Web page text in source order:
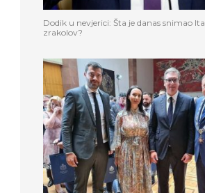
Dodik u nevjerici: Šta je danas snimao
zrakolov?